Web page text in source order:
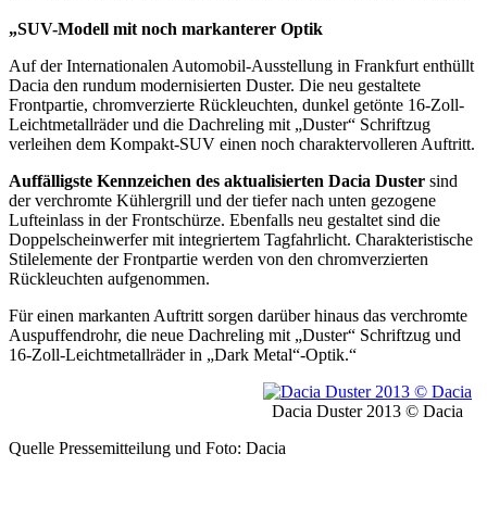
„SUV-Modell mit noch markanterer Optik
Auf der Internationalen Automobil-Ausstellung in Frankfurt enthüllt
Dacia den rundum modernisierten Duster. Die neu gestaltete
Frontpartie, chromverzierte Rückleuchten, dunkel getönte 16-Zoll-
Leichtmetallräder und die Dachreling mit „Duster“ Schriftzug
verleihen dem Kompakt-SUV einen noch charaktervolleren Auftritt.
Auffälligste Kennzeichen des aktualisierten Dacia Duster sind
der verchromte Kühlergrill und der tiefer nach unten gezogene
Lufteinlass in der Frontschürze. Ebenfalls neu gestaltet sind die
Doppelscheinwerfer mit integriertem Tagfahrlicht. Charakter­is­tische
Stilelemente der Frontpartie werden von den chromverzierten
Rückleuchten aufgenommen.
Für einen markanten Auftritt sorgen darüber hinaus das verchromte
Auspuffendrohr, die neue Dachreling mit „Duster“ Schriftzug und
16-Zoll-Leichtmetallräder in „Dark Metal“-Optik.“
Dacia Duster 2013 © Dacia
Quelle Pressemitteilung und Foto: Dacia